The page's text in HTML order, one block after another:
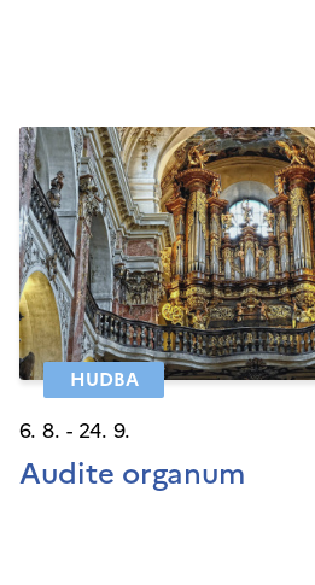
HUDBA
6. 8. - 24. 9.
Audite organum